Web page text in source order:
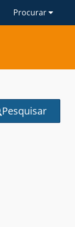
Procurar
Pesquisar